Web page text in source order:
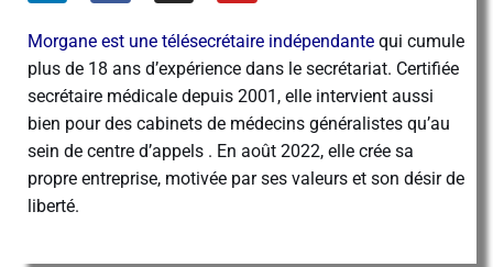
Morgane est une télésecrétaire indépendante qui cumule
plus de 18 ans d’expérience dans le secrétariat. Certifiée
secrétaire médicale depuis 2001, elle intervient aussi
bien pour des cabinets de médecins généralistes qu’au
sein de centre d’appels . En août 2022, elle crée sa
propre entreprise, motivée par ses valeurs et son désir de
liberté.